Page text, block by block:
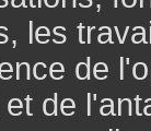
les
de
et de